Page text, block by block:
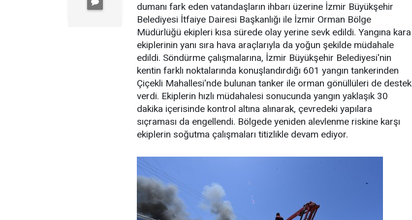
dumanı fark eden vatandaşların ihbarı üzerine İzmir Büyükşehir
Belediyesi İtfaiye Dairesi Başkanlığı ile İzmir Orman Bölge
Müdürlüğü ekipleri kısa sürede olay yerine sevk edildi. Yangına kara
ekiplerinin yanı sıra hava araçlarıyla da yoğun şekilde müdahale
edildi. Söndürme çalışmalarına, İzmir Büyükşehir Belediyesi'nin
kentin farklı noktalarında konuşlandırdığı 601 yangın tankerinden
Çiçekli Mahallesi'nde bulunan tanker ile orman gönüllüleri de destek
verdi. Ekiplerin hızlı müdahalesi sonucunda yangın yaklaşık 30
dakika içerisinde kontrol altına alınarak, çevredeki yapılara
sıçraması da engellendi. Bölgede yeniden alevlenme riskine karşı
ekiplerin soğutma çalışmaları titizlikle devam ediyor.